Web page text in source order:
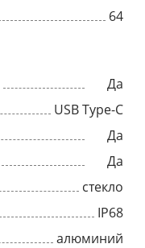
64
Да
USB Type-C
Да
Да
стекло
IP68
алюминий